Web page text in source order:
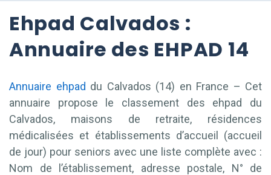
Ehpad Calvados :
Annuaire des EHPAD 14
Annuaire ehpad du Calvados (14) en France – Cet
annuaire propose le classement des ehpad du
Calvados, maisons de retraite, résidences
médicalisées et établissements d’accueil (accueil
de jour) pour seniors avec une liste complète avec :
Nom de l’établissement, adresse postale, N° de